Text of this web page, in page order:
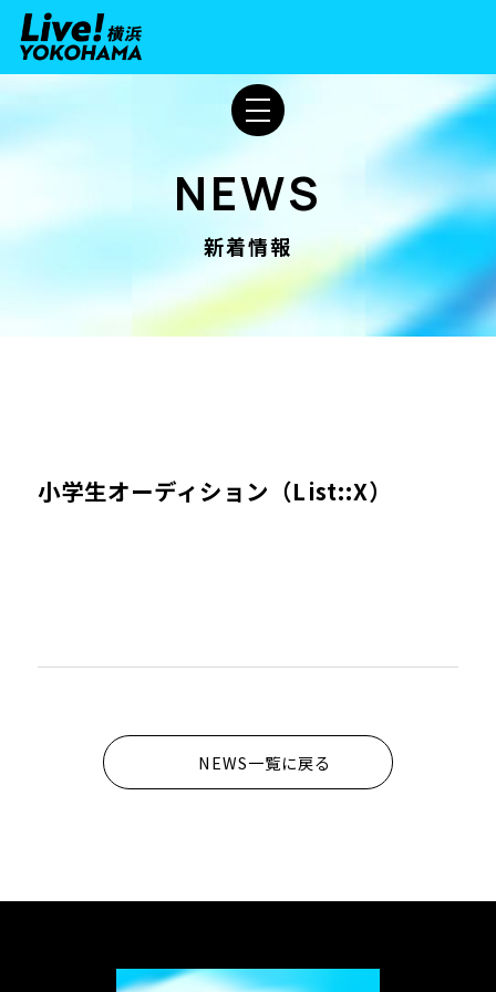
NEWS
新着情報
小学生オーディション（List::X）
NEWS一覧に戻る